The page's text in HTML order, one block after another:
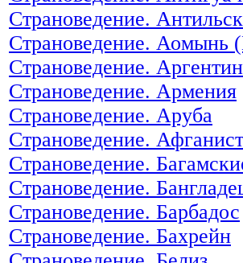
Страноведение.
Страноведение. Аомынь
Страноведение.
Страноведение. Армения
Страноведение. Аруба
Страноведение.
Страноведение.
Страноведение.
Страноведение. Барбадос
Страноведение. Бахрейн